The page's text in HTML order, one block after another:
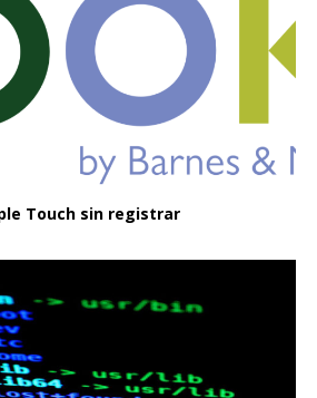
Touch sin registrar